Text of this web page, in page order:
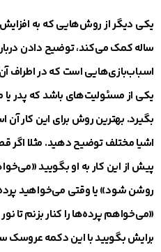
ساله کمک می‌کند، توضیح دادن
اسباب‌بازی‌هایی است که در اطراف
یکی از مسئولیت‌های باشد که پدر یا
بگیرد. بهترین روش برای این کار آن
اشیا مختلف توضیح دهید. مثلا اگر
پیش از این کار به او بگویید
روشن شود» یا وقتی می‌خواهید
«می‌خواهم پرده‌ها را کنار بزنم تا
برایش بگویید با این دکمه عروسک